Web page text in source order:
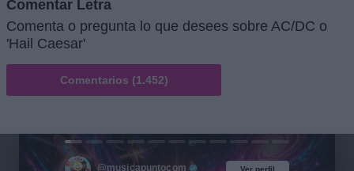
Comentar Letra
Comenta o pregunta lo que desees sobre AC/DC o
'Hail Caesar'
Comentarios (1.452)
@musicapuntocom